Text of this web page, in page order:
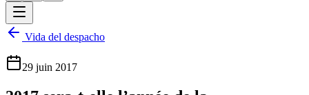
Vida del despacho
29 juin 2017